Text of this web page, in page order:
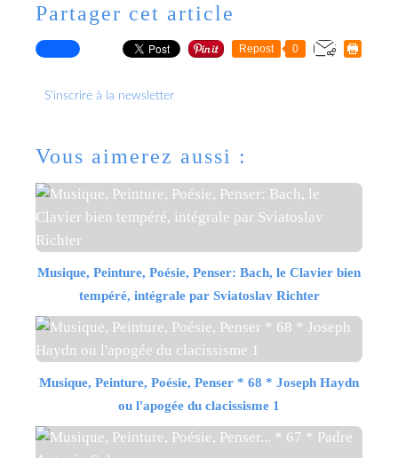
Partager cet article
Repost 0
S'inscrire à la newsletter
Vous aimerez aussi :
Musique, Peinture, Poésie, Penser: Bach, le Clavier bien
tempéré, intégrale par Sviatoslav Richter
Musique, Peinture, Poésie, Penser * 68 * Joseph Haydn
ou l'apogée du clacissisme 1